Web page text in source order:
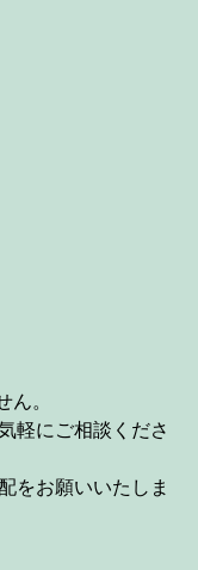
。
軽にご相談くださ
をお願いいたしま